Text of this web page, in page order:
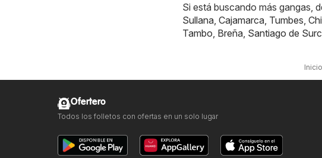
Si está buscando más gangas,
Sullana Cajamarca Tumbes
Tambo Breña Santiago de
Inicio
Ofertero
Todos los folletos con ofertas en un solo lugar